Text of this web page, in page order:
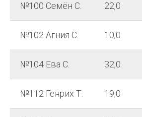
№100 Семён С. 22,0
№102 Агния С. 10,0
№104 Ева С. 32,0
№112 Генрих Т. 19,0